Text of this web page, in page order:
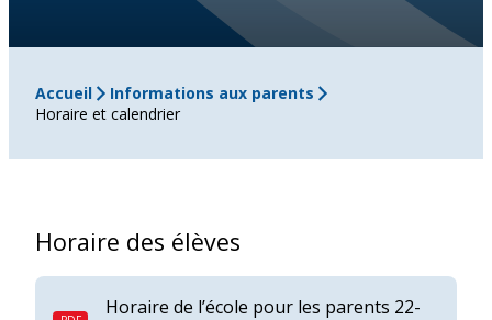
Accueil
Informations aux parents
Horaire et calendrier
Horaire des élèves
Horaire de l’école pour les parents 22-